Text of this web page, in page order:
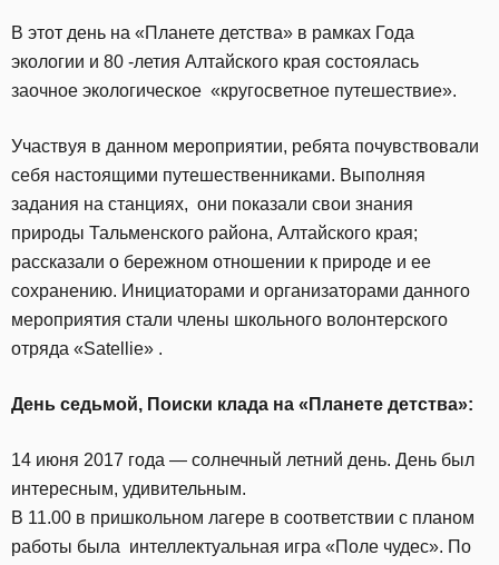
В этот день на «Планете детства» в рамках Года
экологии и 80 -летия Алтайского края состоялась
заочное экологическое «кругосветное путешествие».
Участвуя в данном мероприятии, ребята почувствовали
себя настоящими путешественниками. Выполняя
задания на станциях, они показали свои знания
природы Тальменского района, Алтайского края;
рассказали о бережном отношении к природе и ее
сохранению. Инициаторами и организаторами данного
мероприятия стали члены школьного волонтерского
отряда «Satellie» .
День седьмой, Поиски клада на «Планете детства»:
14 июня 2017 года — солнечный летний день. День был
интересным, удивительным.
В 11.00 в пришкольном лагере в соответствии с планом
работы была интеллектуальная игра «Поле чудес». По